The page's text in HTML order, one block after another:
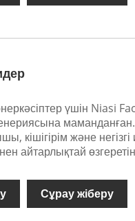
үшін Niasi
кішігірім және
айтарлықтай
Сұрау жіберу